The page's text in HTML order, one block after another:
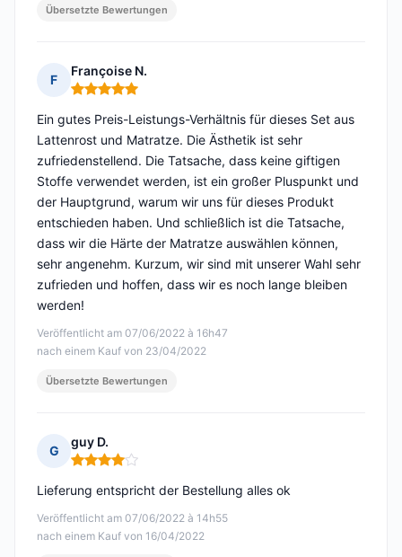
Übersetzte Bewertungen
F
Françoise N.
Hinweis: 5 von 5
Veröffentlicht am 07/06/2022 à 16h47
nach einem Kauf von 23/04/2022
Ein gutes Preis-Leistungs-Verhältnis für dieses Set aus
Lattenrost und Matratze. Die Ästhetik ist sehr
zufriedenstellend. Die Tatsache, dass keine giftigen
Stoffe verwendet werden, ist ein großer Pluspunkt und
der Hauptgrund, warum wir uns für dieses Produkt
entschieden haben. Und schließlich ist die Tatsache,
dass wir die Härte der Matratze auswählen können,
sehr angenehm. Kurzum, wir sind mit unserer Wahl sehr
zufrieden und hoffen, dass wir es noch lange bleiben
werden!
Übersetzte Bewertungen
G
guy D.
Hinweis: 4 von 5
Veröffentlicht am 07/06/2022 à 14h55
nach einem Kauf von 16/04/2022
Lieferung entspricht der Bestellung alles ok